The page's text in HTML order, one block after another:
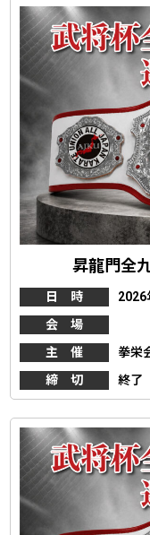
昇龍門全
日 時
2026
会 場
主 催
拳栄
締 切
終了